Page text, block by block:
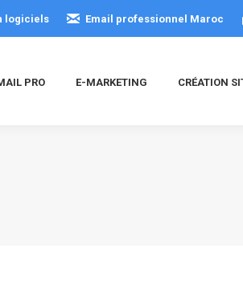
logiciels Email professionnel Maroc
PRO E-MARKETING CRÉATION